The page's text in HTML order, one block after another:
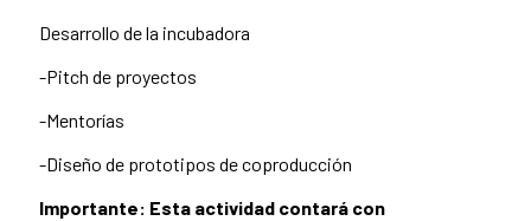
Desarrollo de la incubadora
-Pitch de proyectos
-Mentorías
-Diseño de prototipos de coproducción
Importante: Esta actividad contará con